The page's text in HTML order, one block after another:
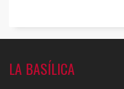
LA BASÍLICA